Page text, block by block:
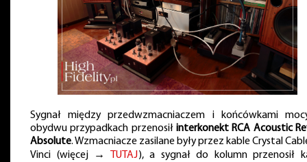
Sygnał między przedwzmacniaczem i końcówkami
obydwu przypadkach przenosił interkonekt RCA Acoustic
Absolute. Wzmacniacze zasilane były przez kable Crystal
Vinci (więcej →
TUTAJ), a sygnał do kolumn przenosił